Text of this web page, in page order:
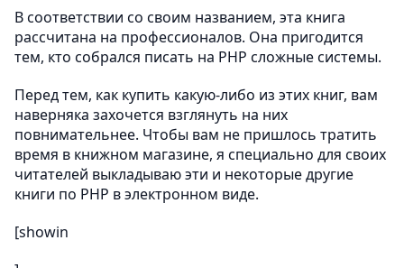
В соответствии со своим названием, эта книга
рассчитана на профессионалов. Она пригодится
тем, кто собрался писать на PHP сложные системы.
Перед тем, как купить какую-либо из этих книг, вам
наверняка захочется взглянуть на них
повнимательнее. Чтобы вам не пришлось тратить
время в книжном магазине, я специально для своих
читателей выкладываю эти и некоторые другие
книги по PHP в электронном виде.
[showin